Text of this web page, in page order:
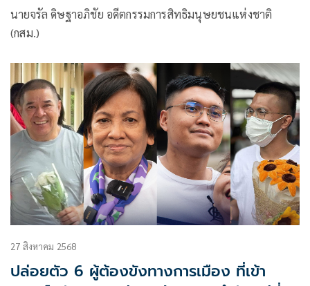
เมืองทุกคดี
นายจรัล ดิษฐาอภิชัย อดีตกรรมการสิทธิมนุษยชนแห่งชาติ
(กสม.)
27 สิงหาคม 2568
ปล่อยตัว 6 ผู้ต้องขังทางการเมือง ที่เข้า